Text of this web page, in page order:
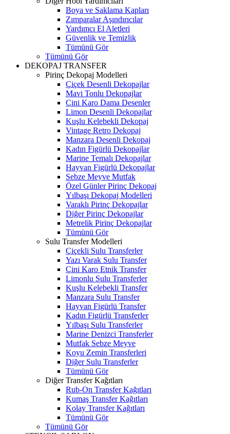
Boya ve Saklama Kapları
Zımparalar Aşındırıcılar
Yardımcı El Aletleri
Güvenlik ve Temizlik
Tümünü Gör
Tümünü Gör
DEKOPAJ TRANSFER
Pirinç Dekopaj Modelleri
Çiçek Desenli Dekopajlar
Mavi Tonlu Dekopajlar
Çini Karo Dama Desenler
Limon Desenli Dekopajlar
Kuşlu Kelebekli Dekopaj
Vintage Retro Dekopaj
Manzara Desenli Dekopaj
Kadın Figürlü Dekopajlar
Marine Temalı Dekopajlar
Hayvan Figürlü Dekopajlar
Sebze Meyve Mutfak
Özel Günler Pirinç Dekopaj
Yılbaşı Dekopaj Modelleri
Varaklı Pirinç Dekopajlar
Diğer Pirinç Dekopajlar
Metrelik Pirinç Dekopajlar
Tümünü Gör
Sulu Transfer Modelleri
Çiçekli Sulu Transferler
Yazı Varak Sulu Transfer
Çini Karo Etnik Transfer
Limonlu Sulu Transferler
Kuşlu Kelebekli Transfer
Manzara Sulu Transfer
Hayvan Figürlü Transfer
Kadın Figürlü Transferler
Yılbaşı Sulu Transferler
Marine Denizci Transferler
Mutfak Sebze Meyve
Koyu Zemin Transferleri
Diğer Sulu Transferler
Tümünü Gör
Diğer Transfer Kağıtları
Rub-On Transfer Kağıtları
Kumaş Transfer Kağıtları
Kolay Transfer Kağıtları
Tümünü Gör
Tümünü Gör